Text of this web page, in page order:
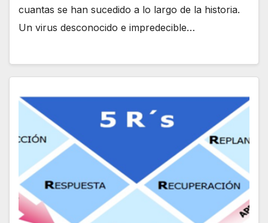
cuantas se han sucedido a lo largo de la historia.
Un virus desconocido e impredecible…